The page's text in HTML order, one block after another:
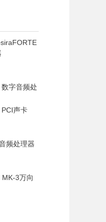
字音频处
声卡
频处理器
3万向